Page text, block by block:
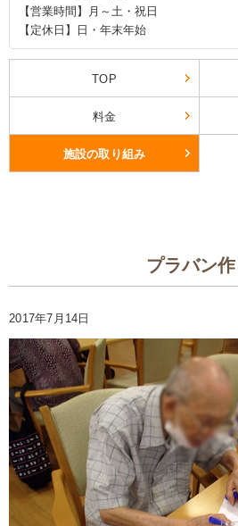
【営業時間】月～土・祝日
【定休日】日・年末年始
TOP
料金
施設の取り組み
プラバン作
2017年7月14日